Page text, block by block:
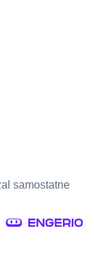
samostatne